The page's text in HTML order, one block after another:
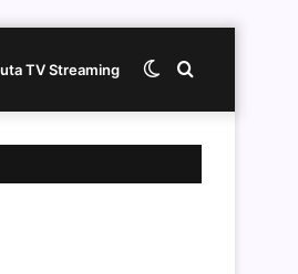
TV Streaming Cari
Switch